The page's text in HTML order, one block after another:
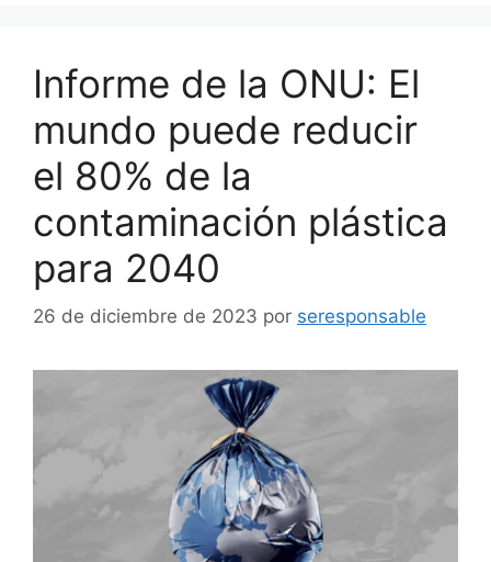
Informe de la ONU: El
mundo puede reducir
el 80% de la
contaminación plástica
para 2040
26 de diciembre de 2023 por seresponsable